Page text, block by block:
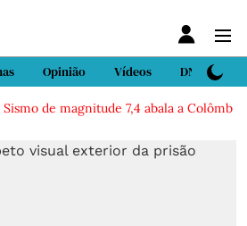
Opinião Vídeos DN Sport
de magnitude 7,4 abala a Colômbia.